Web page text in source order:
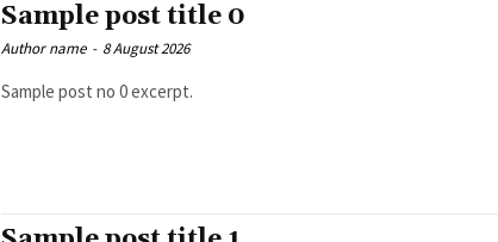
Sample post title 0
Author name - 8 August 2026
Sample post no 0 excerpt.